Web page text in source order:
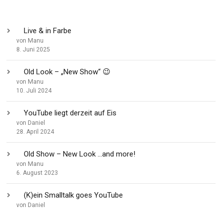
Live & in Farbe
von Manu
8. Juni 2025
Old Look – „New Show“ 😉
von Manu
10. Juli 2024
YouTube liegt derzeit auf Eis
von Daniel
28. April 2024
Old Show – New Look …and more!
von Manu
6. August 2023
(K)ein Smalltalk goes YouTube
von Daniel